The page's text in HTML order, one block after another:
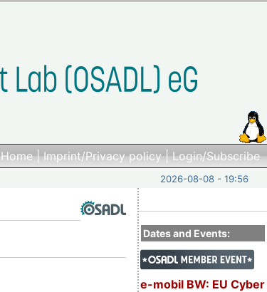
Home|Imprint/Privacy policy|Login/Subscribe
2026-08-08 - 19:56
Dates and Events:
e-mobil BW: EU Cyber